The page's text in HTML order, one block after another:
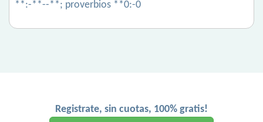
**:-**--**; proverbios **0:-0
Registrate, sin cuotas, 100% gratis!